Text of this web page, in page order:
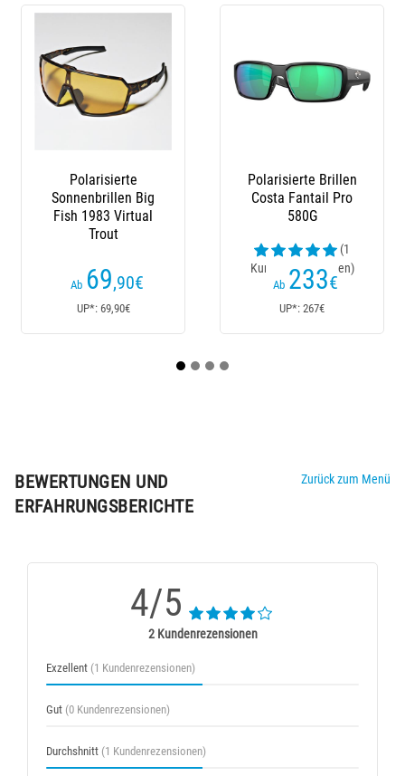
Polarisierte
Sonnenbrillen Big
Fish 1983 Virtual
69,90€
UP*: 69,90€
Polarisierte Brillen
Costa Fantail Pro
(1
Kundenrezensionen)
233€
UP*: 267€
BEWERTUNGEN UND
ERFAHRUNGSBERICHTE
Zurück zum Menü
4/5
2 Kundenrezensionen
Exzellent (1 Kundenrezensionen)
Gut (0 Kundenrezensionen)
Durchshnitt (1 Kundenrezensionen)